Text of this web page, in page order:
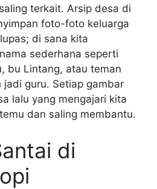
terkait. Arsip desa di
foto-foto keluarga
di sana kita
sederhana seperti
bu Lintang, atau teman
jadi guru. Setiap gambar
lalu yang mengajari kita
dan saling membantu.
di